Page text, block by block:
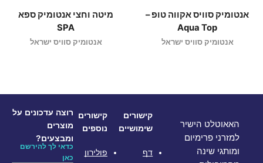
אנטומיק סוויס אקווה טופ –
Aqua Top
אנטומיק סוויס ישראל
מיטה וחצי אנטומיק ספא
SPA
אנטומיק סוויס ישראל
האאוטלט הישיר
למזרני פרימיום
ומותגי שינה
קישורים
שימושיים
דף
קישורים
נוספים
פולירון
רוצה עדכונים על
מוצרים
ומבצעים?
כדאי לך להירשם
כאן